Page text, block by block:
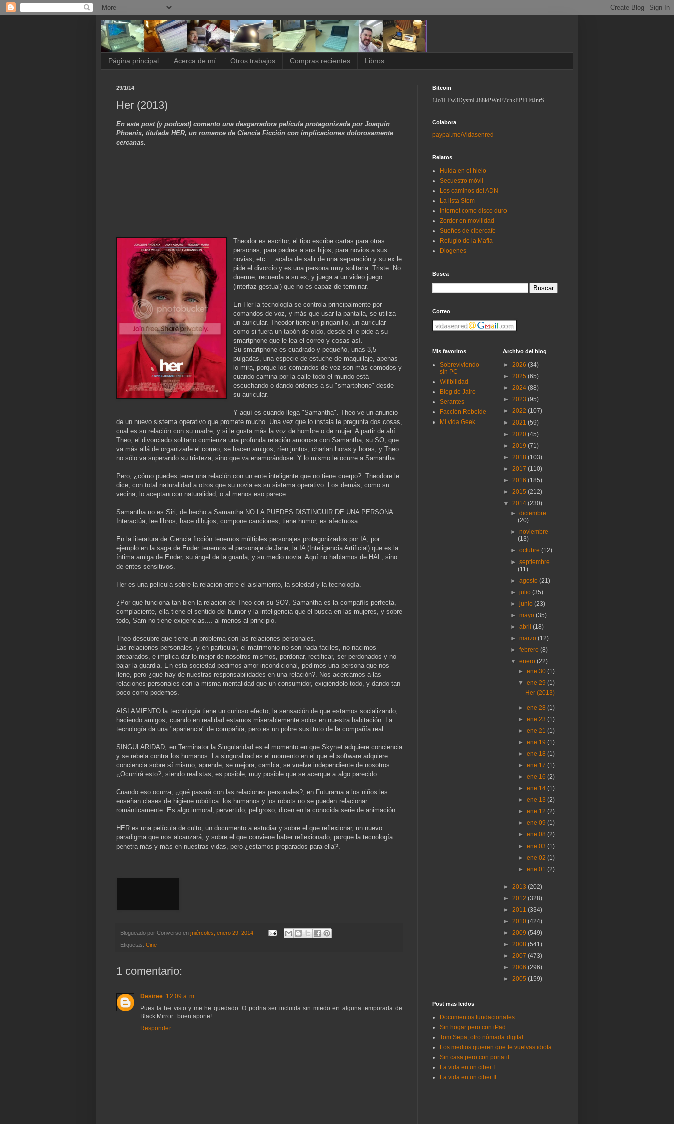
Página principal Acerca de mí Otros trabajos Compras recientes Libros
29/1/14
Her (2013)
En este post (y podcast) comento una desgarradora película protagonizada por Joaquin
Phoenix, titulada HER, un romance de Ciencia Ficción con implicaciones dolorosamente
cercanas.
Theodor es escritor, el tipo escribe cartas para otras
personas, para padres a sus hijos, para novios a sus
novias, etc.... acaba de salir de una separación y su ex le
pide el divorcio y es una persona muy solitaria. Triste. No
duerme, recuerda a su ex, y juega a un video juego
(interfaz gestual) que no es capaz de terminar.
En Her la tecnología se controla principalmente por
comandos de voz, y más que usar la pantalla, se utiliza
un auricular. Theodor tiene un pinganillo, un auricular
como si fuera un tapón de oído, desde él le pide a su
smartphone que le lea el correo y cosas así.
Su smartphone es cuadrado y pequeño, unas 3,5
pulgadas, una especie de estuche de maquillaje, apenas
lo mira, porque los comandos de voz son más cómodos y
cuando camina por la calle todo el mundo está
escuchando o dando órdenes a su "smartphone" desde
su auricular.
Y aquí es cuando llega "Samantha". Theo ve un anuncio
de un nuevo sistema operativo que promete mucho. Una vez que lo instala le pregunta dos cosas,
cual es su relación con su madre, y si le gusta más la voz de hombre o de mujer. A partir de ahí
Theo, el divorciado solitario comienza una profunda relación amorosa con Samantha, su SO, que
va más allá de organizarle el correo, se hacen amigos, ríen juntos, charlan horas y horas, y Theo
no sólo va superando su tristeza, sino que va enamorándose. Y lo mismo le ocurre a Samantha.
Pero, ¿cómo puedes tener una relación con un ente inteligente que no tiene cuerpo?. Theodore le
dice, con total naturalidad a otros que su novia es su sistema operativo. Los demás, como su
vecina, lo aceptan con naturalidad, o al menos eso parece.
Samantha no es Siri, de hecho a Samantha NO LA PUEDES DISTINGUIR DE UNA PERSONA.
Interactúa, lee libros, hace dibujos, compone canciones, tiene humor, es afectuosa.
En la literatura de Ciencia ficción tenemos múltiples personajes protagonizados por IA, por
ejemplo en la saga de Ender tenemos el personaje de Jane, la IA (Inteligencia Artificial) que es la
íntima amiga de Ender, su ángel de la guarda, y su medio novia. Aquí no hablamos de HAL, sino
de entes sensitivos.
Her es una película sobre la relación entre el aislamiento, la soledad y la tecnología.
¿Por qué funciona tan bien la relación de Theo con su SO?, Samantha es la compañís perfecta,
complaciente, ella tiene el sentido del humor y la inteligencia que él busca en las mujeres, y sobre
todo, Sam no tiene exigencias.... al menos al principio.
Theo descubre que tiene un problema con las relaciones personales.
Las relaciones personales, y en particular, el matrimonio no son nada fáciles, no nacimos
preparados, e implica dar lo mejor de nosotros mismos, perdonar, rectificar, ser perdonados y no
bajar la guardia. En esta sociedad pedimos amor incondicional, pedimos una persona que nos
llene, pero ¿qué hay de nuestras responsabilidades en una relación?. Nos acercamos a las
relaciones personales con la misma mentalidad que un consumidor, exigiéndolo todo, y dando tan
poco como podemos.
AISLAMIENTO la tecnología tiene un curioso efecto, la sensación de que estamos socializando,
haciendo amigos, cuando en realidad estamos miserablemente solos en nuestra habitación. La
tecnología da una "apariencia" de compañía, pero es un pobre sustituto de la compañía real.
SINGULARIDAD, en Terminator la Singularidad es el momento en que Skynet adquiere conciencia
y se rebela contra los humanos. La singuralirad es el momento en el que el software adquiere
conciencia sobre sí mismo, aprende, se mejora, cambia, se vuelve independiente de nosotros.
¿Ocurrirá esto?, siendo realistas, es posible, muy posible que se acerque a algo parecido.
Cuando eso ocurra, ¿qué pasará con las relaciones personales?, en Futurama a los niños les
enseñan clases de higiene robótica: los humanos y los robots no se pueden relacionar
románticamente. Es algo inmoral, pervertido, peligroso, dicen en la conocida serie de animación.
HER es una película de culto, un documento a estudiar y sobre el que reflexionar, un nuevo
paradigma que nos alcanzará, y sobre el que conviene haber reflexionado, porque la tecnología
penetra más y más en nuestras vidas, pero ¿estamos preparados para ella?.
Blogueado por Converso en miércoles, enero 29, 2014
Etiquetas: Cine
1 comentario:
Desiree 12:09 a. m.
Pues la he visto y me he quedado :O podria ser incluida sin miedo en alguna temporada de
Black Mirror...buen aporte!
Responder
Bitcoin
1Jo1LFw3DysmLJ88kPWnF7chkPPFH6JnrS
Colabora
paypal.me/Vidasenred
Relatos
Huida en el hielo
Secuestro móvil
Los caminos del ADN
La lista Stem
Internet como disco duro
Zordor en movilidad
Sueños de cibercafe
Refugio de la Mafia
Diogenes
Busca
Correo
Mis favoritos
Sobreviviendo
sin PC
Wifibilidad
Blog de Jairo
Serantes
Facción Rebelde
Mi vida Geek
Archivo del blog
► 2026 (34)
► 2025 (65)
► 2024 (88)
► 2023 (95)
► 2022 (107)
► 2021 (59)
► 2020 (45)
► 2019 (71)
► 2018 (103)
► 2017 (110)
► 2016 (185)
► 2015 (212)
▼ 2014 (230)
►diciembre
(20)
►noviembre
(13)
►octubre(12)
►septiembre
(11)
►agosto(21)
►julio(35)
►junio(23)
►mayo(35)
►abril(18)
►marzo(12)
►febrero(8)
▼enero(22)
► ene 30 (1)
▼ ene 29 (1)
Her (2013)
► ene 28 (1)
► ene 23 (1)
► ene 21 (1)
► ene 19 (1)
► ene 18 (1)
► ene 17 (1)
► ene 16 (2)
► ene 14 (1)
► ene 13 (2)
► ene 12 (2)
► ene 09 (1)
► ene 08 (2)
► ene 03 (1)
► ene 02 (1)
► ene 01 (2)
► 2013 (202)
► 2012 (328)
► 2011 (334)
► 2010 (424)
► 2009 (549)
► 2008 (541)
► 2007 (473)
► 2006 (296)
► 2005 (159)
Post mas lei­dos
Documentos fundacionales
Sin hogar pero con iPad
Tom Sepa, otro nómada digital
Los medios quieren que te vuelvas idiota
Sin casa pero con portatil
La vida en un ciber I
La vida en un ciber II